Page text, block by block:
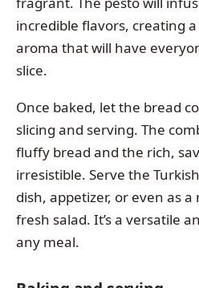
incredible flavors, creating
aroma that will have
slice.
Once baked, let the bread
slicing and serving. The
fluffy bread and the rich,
irresistible. Serve the
dish, appetizer, or even as
fresh salad. It’s a versatile
any meal.